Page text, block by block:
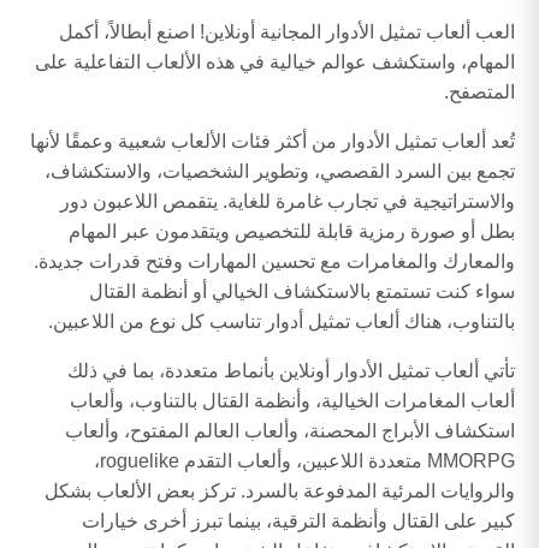
العب ألعاب تمثيل الأدوار المجانية أونلاين! اصنع أبطالاً، أكمل
المهام، واستكشف عوالم خيالية في هذه الألعاب التفاعلية على
المتصفح.
تُعد ألعاب تمثيل الأدوار من أكثر فئات الألعاب شعبية وعمقًا لأنها
تجمع بين السرد القصصي، وتطوير الشخصيات، والاستكشاف،
والاستراتيجية في تجارب غامرة للغاية. يتقمص اللاعبون دور
بطل أو صورة رمزية قابلة للتخصيص ويتقدمون عبر المهام
والمعارك والمغامرات مع تحسين المهارات وفتح قدرات جديدة.
سواء كنت تستمتع بالاستكشاف الخيالي أو أنظمة القتال
بالتناوب، هناك ألعاب تمثيل أدوار تناسب كل نوع من اللاعبين.
تأتي ألعاب تمثيل الأدوار أونلاين بأنماط متعددة، بما في ذلك
ألعاب المغامرات الخيالية، وأنظمة القتال بالتناوب، وألعاب
استكشاف الأبراج المحصنة، وألعاب العالم المفتوح، وألعاب
MMORPG متعددة اللاعبين، وألعاب التقدم roguelike،
والروايات المرئية المدفوعة بالسرد. تركز بعض الألعاب بشكل
كبير على القتال وأنظمة الترقية، بينما تبرز أخرى خيارات